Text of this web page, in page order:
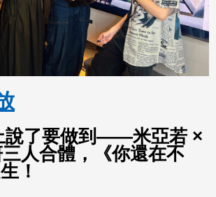
說了要做到——米亞若 ×
人合體，《你還在不
！